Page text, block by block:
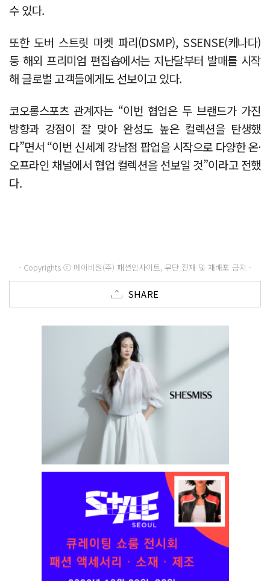
수 있다.
또한 도버 스트릿 마켓 파리(DSMP), SSENSE(캐나다)
등 해외 프리미엄 편집숍에서는 지난달부터 발매를 시작
해 글로벌 고객들에게도 선보이고 있다.
코오롱스포츠 관계자는 “이번 협업은 두 브랜드가 가진
방향과 강점이 잘 맞아 완성도 높은 컬렉션을 탄생했
다”면서 “이번 신세계 강남점 팝업을 시작으로 다양한 온·
오프라인 채널에서 협업 컬렉션을 선보일 것”이라고 전했
다.
- Copyrights ⓒ 메이비원(주) 패션인사이트, 무단 전재 및 재배포 금지 -
SHARE